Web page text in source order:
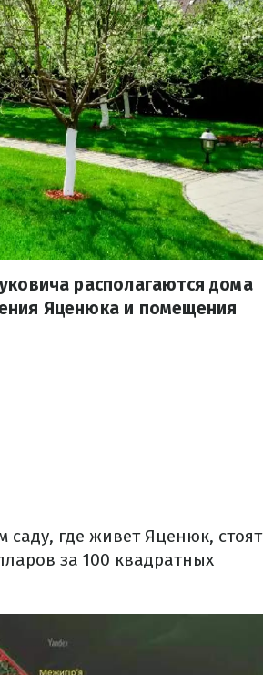
располагаются дома
Яценюка и помещения
саду, где живет Яценюк, стоят
за 100 квадратных